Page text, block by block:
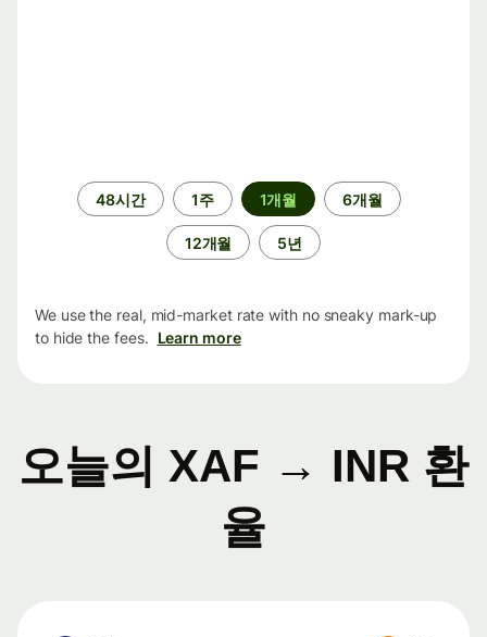
48시간 1주 1개월 6개월
12개월 5년
We use the real, mid-market rate with no sneaky mark-up
to hide the fees. Learn more
오늘의 XAF → INR 환
율